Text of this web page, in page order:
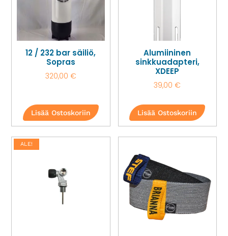
12 / 232 bar säiliö,
Sopras
320,00 €
Lisää Ostoskoriin
Alumiininen
sinkkuadapteri,
XDEEP
39,00€
Lisää Ostoskoriin
ALE!